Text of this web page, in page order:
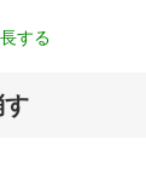
する
す